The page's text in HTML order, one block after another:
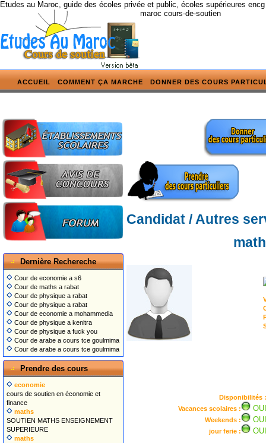
Etudes au Maroc, guide des écoles privée et public, écoles supérieures
maroc cours-de-soutien
ACCUEIL COMMENT ÇA MARCHE DONNER DES COURS
Dernière Rechereche
Cour de economie a s6
Cour de maths a rabat
Cour de physique a rabat
Cour de physique a rabat
Cour de economie a mohammedia
Cour de physique a kenitra
Cour de physique a fuck you
Cour de arabe a cours tce goulmima
Cour de arabe a cours tce goulmima
Prendre des cours
economie
cours de soutien en économie et
finance
maths
SOUTIEN MATHS ENSEIGNEMENT
SUPERIEURE
maths
Candidat / Autres
Disponibilités :
Vacances scolaires :
OUI
Weekends : OUI
jour ferie : OUI